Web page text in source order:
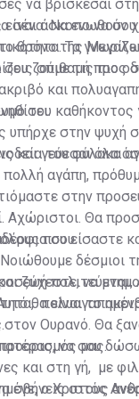
να βρίσκεσαι
σένα. Να ενωθούν
θρόνο της
άσκοπο να σου
Τα
σπιθαμή προς
σου ζούμε τις πιο
και
του καθήκοντος
υπήρχε στην ψυχή
του φύλακα
και γεύεσαι όλα
πολλή αγάπη,
στην
Αχώριστοι. Θα
σου.
που είσαστε
δέσμιοι
να
θα είναι το
ζωή
Ουρανό. Θα
μας.
να σου
και στη γή, με
σβήνεις στους
ο Χριστός